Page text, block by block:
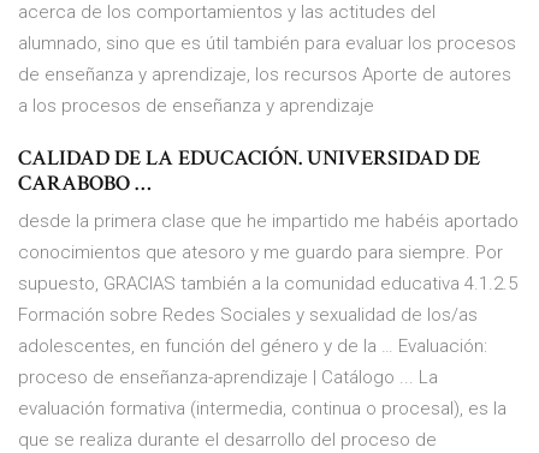
acerca de los comportamientos y las actitudes del
alumnado, sino que es útil también para evaluar los procesos
de enseñanza y aprendizaje, los recursos Aporte de autores
a los procesos de enseñanza y aprendizaje
CALIDAD DE LA EDUCACIÓN. UNIVERSIDAD DE
CARABOBO …
desde la primera clase que he impartido me habéis aportado
conocimientos que atesoro y me guardo para siempre. Por
supuesto, GRACIAS también a la comunidad educativa 4.1.2.5
Formación sobre Redes Sociales y sexualidad de los/as
adolescentes, en función del género y de la … Evaluación:
proceso de enseñanza-aprendizaje | Catálogo ... La
evaluación formativa (intermedia, continua o procesal), es la
que se realiza durante el desarrollo del proceso de